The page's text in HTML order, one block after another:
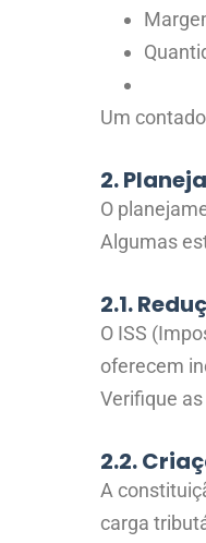
Um
2.
O
Algumas
2.1.
O ISS
oferecem
Verifique
2.2.
A
carga